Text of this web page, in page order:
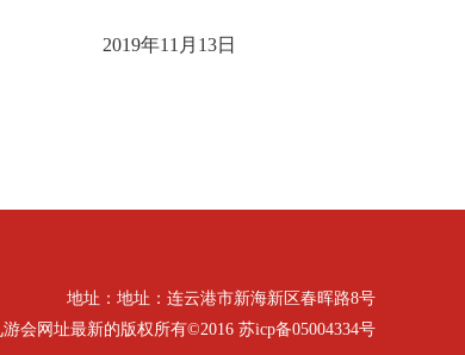
2019年11 月 13日
地址：地址：连云港市新海新区春晖路8号
会网址最新的版权所有©2016 苏icp备05004334号